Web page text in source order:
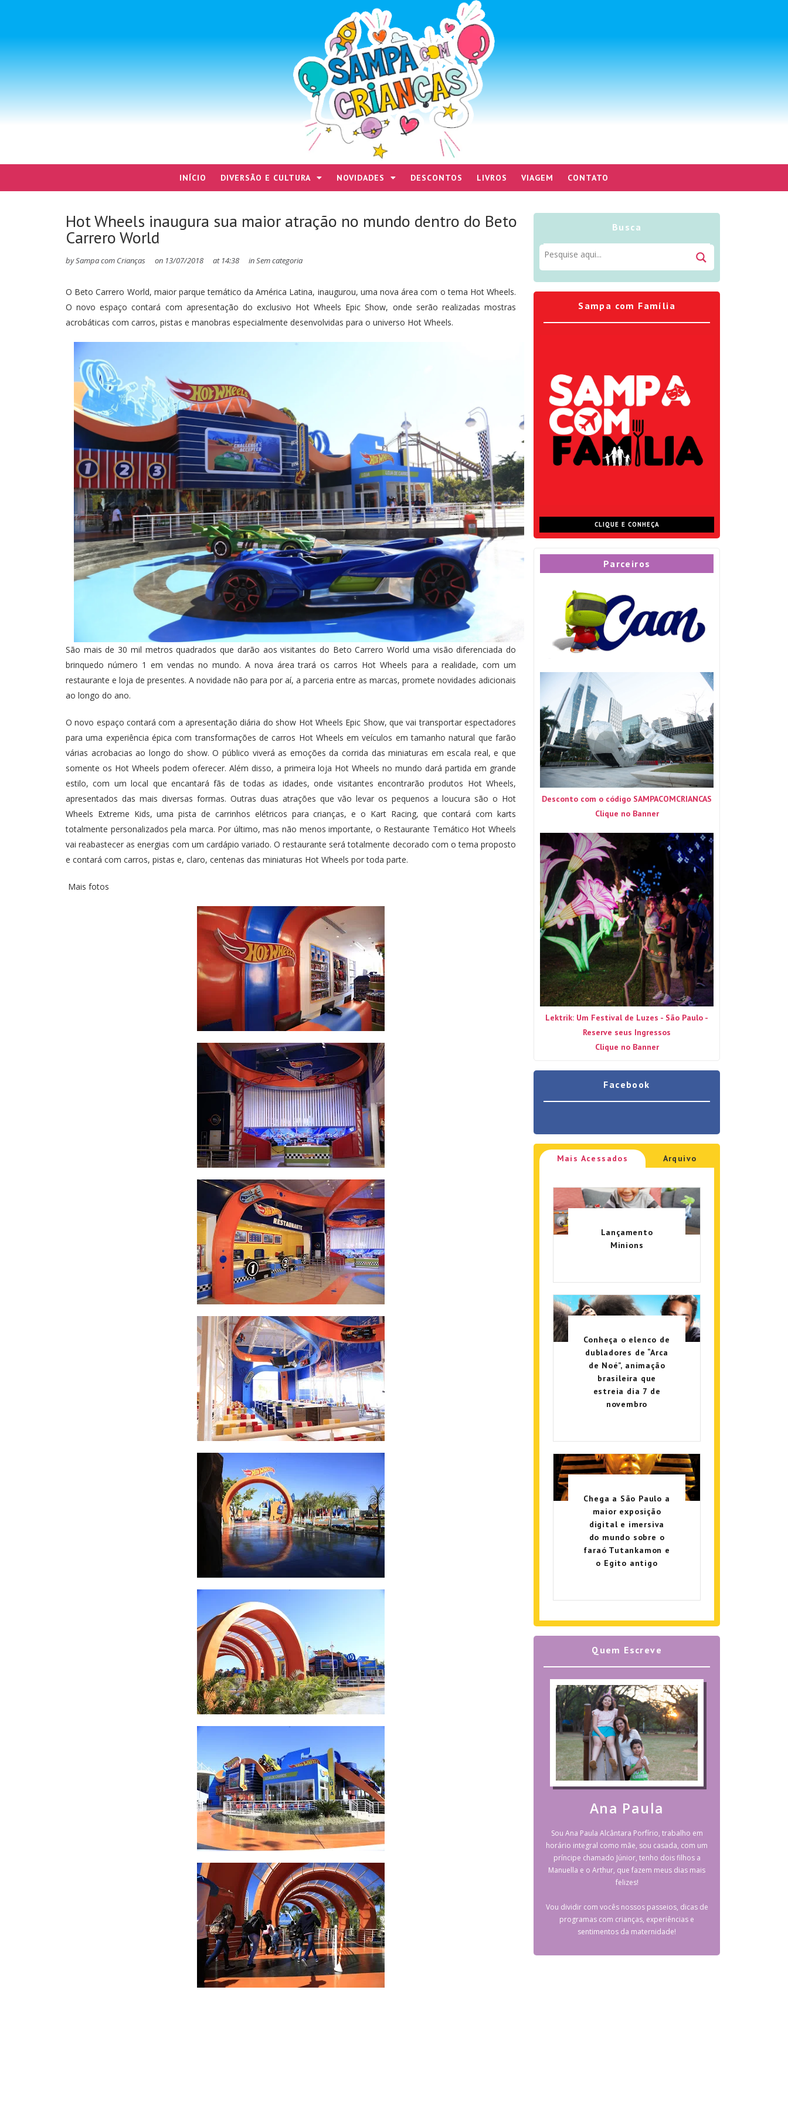
INÍCIO DIVERSÃO E CULTURA NOVIDADES DESCONTOS LIVROS VIAGEM CONTATO
Hot Wheels inaugura sua maior atração no mundo dentro do Beto
Carrero World
bySampa com Crianças on 13/07/2018 at 14:38 inSem categoria
O Beto Carrero World, maior parque temático da América Latina, inaugurou, uma nova área com o tema Hot Wheels.
O novo espaço contará com apresentação do exclusivo Hot Wheels Epic Show, onde serão realizadas mostras
acrobáticas com carros, pistas e manobras especialmente desenvolvidas para o universo Hot Wheels.
São mais de 30 mil metros quadrados que darão aos visitantes do Beto Carrero World uma visão diferenciada do
brinquedo número 1 em vendas no mundo. A nova área trará os carros Hot Wheels para a realidade, com um
restaurante e loja de presentes. A novidade não para por aí, a parceria entre as marcas, promete novidades adicionais
ao longo do ano.
O novo espaço contará com a apresentação diária do show Hot Wheels Epic Show, que vai transportar espectadores
para uma experiência épica com transformações de carros Hot Wheels em veículos em tamanho natural que farão
várias acrobacias ao longo do show. O público viverá as emoções da corrida das miniaturas em escala real, e que
somente os Hot Wheels podem oferecer. Além disso, a primeira loja Hot Wheels no mundo dará partida em grande
estilo, com um local que encantará fãs de todas as idades, onde visitantes encontrarão produtos Hot Wheels,
apresentados das mais diversas formas. Outras duas atrações que vão levar os pequenos a loucura são o Hot
Wheels Extreme Kids, uma pista de carrinhos elétricos para crianças, e o Kart Racing, que contará com karts
totalmente personalizados pela marca. Por último, mas não menos importante, o Restaurante Temático Hot Wheels
vai reabastecer as energias com um cardápio variado. O restaurante será totalmente decorado com o tema proposto
e contará com carros, pistas e, claro, centenas das miniaturas Hot Wheels por toda parte.
Mais fotos
Busca
Sampa com Família
CLIQUE E CONHEÇA
Parceiros
Desconto com o código SAMPACOMCRIANCAS
Clique no Banner
Lektrik: Um Festival de Luzes - São Paulo -
Reserve seus Ingressos
Clique no Banner
Facebook
Mais Acessados Arquivo
Lançamento
Minions
Conheça o elenco de
dubladores de “Arca
de Noé”, animação
brasileira que
estreia dia 7 de
novembro
Chega a São Paulo a
maior exposição
digital e imersiva
do mundo sobre o
faraó Tutankamon e
o Egito antigo
Quem Escreve
Ana Paula
Sou Ana Paula Alcântara Porfírio, trabalho em
horário integral como mãe, sou casada, com um
príncipe chamado Júnior, tenho dois filhos a
Manuella e o Arthur, que fazem meus dias mais
felizes!
Vou dividir com vocês nossos passeios, dicas de
programas com crianças, experiências e
sentimentos da maternidade!